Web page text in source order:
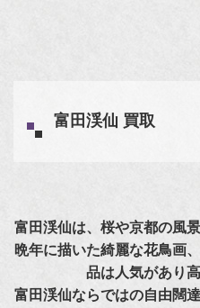
富田渓仙 買取
富田渓仙は、桜や京都の風
晩年に描いた綺麗な花鳥画
品は人気があり
富田渓仙ならではの自由闊